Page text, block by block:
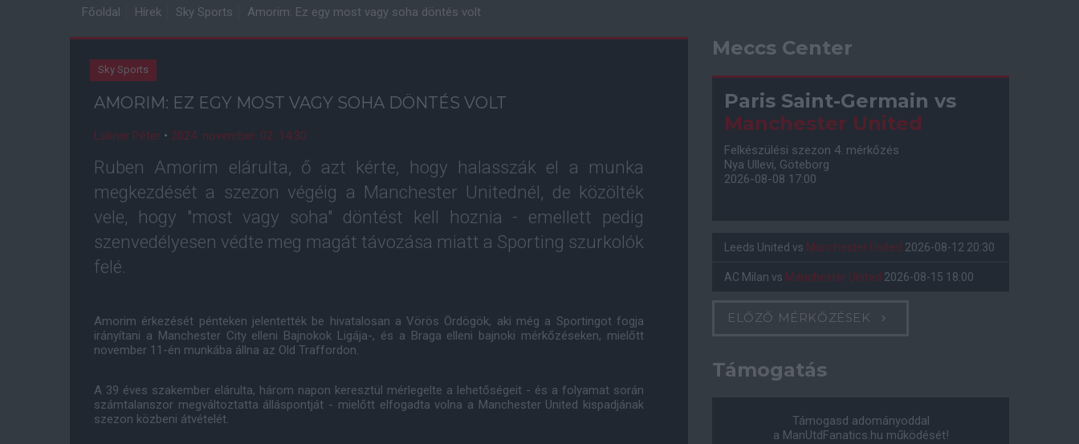
Főoldal Hírek Sky Sports Amorim: Ez egy most vagy soha döntés volt
Sky Sports
AMORIM: EZ EGY MOST VAGY SOHA DÖNTÉS VOLT
Lakner Péter • 2024. november. 02. 14:30
Ruben Amorim elárulta, ő azt kérte, hogy halasszák el a munka
megkezdését a szezon végéig a Manchester Unitednél, de közölték
vele, hogy "most vagy soha" döntést kell hoznia - emellett pedig
szenvedélyesen védte meg magát távozása miatt a Sporting szurkolók
felé.
Amorim érkezését pénteken jelentették be hivatalosan a Vörös Ördögök, aki még a Sportingot fogja
irányítani a Manchester City elleni Bajnokok Ligája-, és a Braga elleni bajnoki mérkőzéseken, mielőtt
november 11-én munkába állna az Old Traffordon.
A 39 éves szakember elárulta, három napon keresztül mérlegelte a lehetőségeit - és a folyamat során
számtalanszor megváltoztatta álláspontját - mielőtt elfogadta volna a Manchester United kispadjának
szezon közbeni átvételét.
Meccs Center
Paris Saint-Germain vs
Manchester United
Felkészülési szezon 4. mérkőzés
Nya Ullevi, Göteborg
2026-08-08 17:00
Leeds United vs Manchester United 2026-08-12 20:30
AC Milan vs Manchester United 2026-08-15 18:00
ELŐZŐ MÉRKŐZÉSEK
Támogatás
Támogasd adományoddal
a ManUtdFanatics.hu működését!